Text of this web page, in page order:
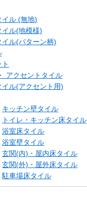
イル (無地)
ル(地模様)
ル(パターン柄)
アクセントタイル
イル(アクセント用)
キッチン壁タイル
トイレ・キッチン床タイル
浴室床タイル
浴室壁タイル
玄関(内)・屋内床タイル
玄関(外)・屋外床タイル
駐車場床タイル